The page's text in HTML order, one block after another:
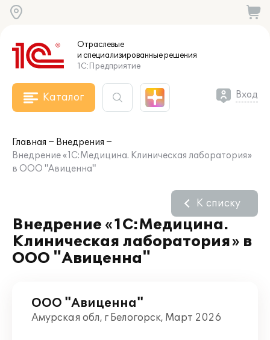
Отраслевые
и специализированныерешения
1С:Предприятие
Каталог Вход
Главная
Внедрения
Внедрение «1С:Медицина. Клиническая лаборатория»
в ООО "Авиценна"
Внедрение «1С:Медицина.
Клиническая лаборатория» в
ООО "Авиценна"
К списку
ООО "Авиценна"
Амурская обл, г Белогорск, Март 2026